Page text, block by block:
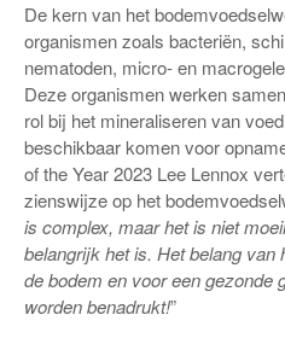
De kern van het
organismen zoals bacteriën,
nematoden, micro- en
Deze organismen werken
rol bij het mineraliseren van
beschikbaar komen voor
of the Year 2023 Lee Lennox
zienswijze op het
is complex, maar het is niet
belangrijk het is. Het belang
de bodem en voor een gezonde
worden benadrukt!”